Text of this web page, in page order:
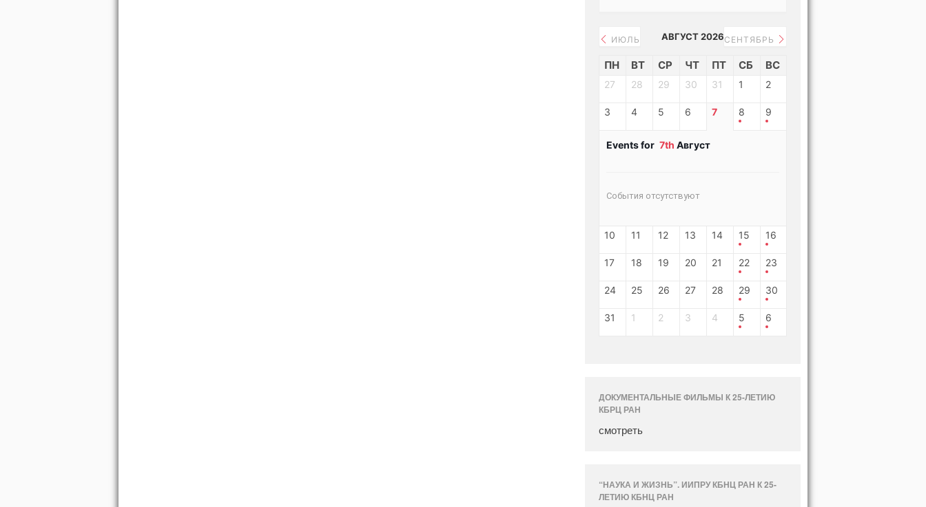
ИЮЛЬ АВГУСТ 2026СЕНТЯБРЬ
ПН ВТ СР ЧТ ПТ СБ ВС
27 28 29 30 31 1 2
3 4 5 6 7 8 9
Events for 7th Август
События отсутствуют
10 11 12 13 14 15 16
17 18 19 20 21 22 23
24 25 26 27 28 29 30
31 1 2 3 4 5 6
ДОКУМЕНТАЛЬНЫЕ ФИЛЬМЫ К 25-ЛЕТИЮ
КБРЦ РАН
смотреть
“НАУКА И ЖИЗНЬ”. ИИПРУ КБНЦ РАН К 25-
ЛЕТИЮ КБНЦ РАН